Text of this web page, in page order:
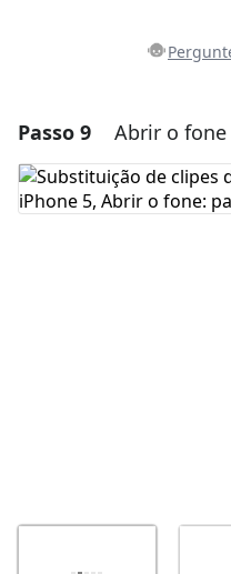
Comentar
Passo 9 Abrir o fone